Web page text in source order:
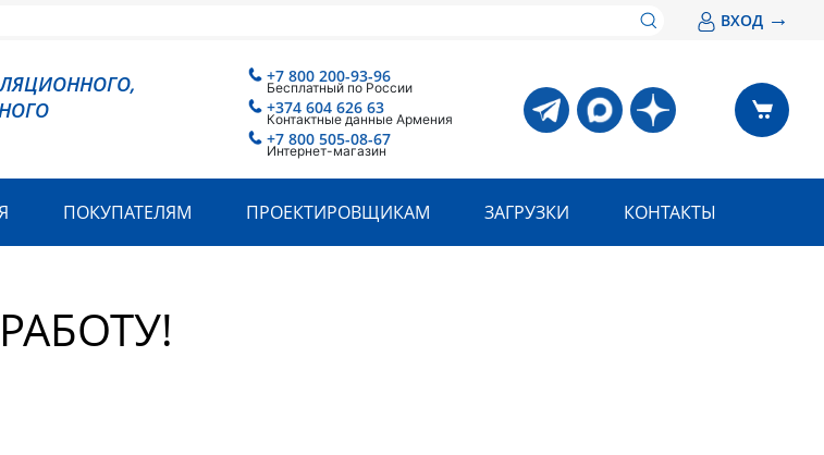
ВХОД →
+7 800 200-93-96
Бесплатный по России
+7 800 505-08-67
Интернет-магазин
+374 604 626 63
Контактные данные Армения
ПОКУПАТЕЛЯМ ПРОЕКТИРОВЩИКАМ ЗАГРУЗКИ КОНТАКТЫ